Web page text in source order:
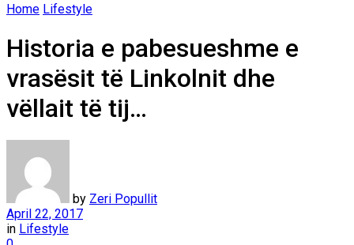
Home Lifestyle
Historia e pabesueshme e
vrasësit të Linkolnit dhe
vëllait të tij…
by Zeri Popullit
April 22, 2017
in Lifestyle